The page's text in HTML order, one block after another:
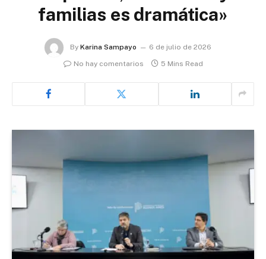
familias es dramática»
By Karina Sampayo
6 de julio de 2026
No hay comentarios
5 Mins Read